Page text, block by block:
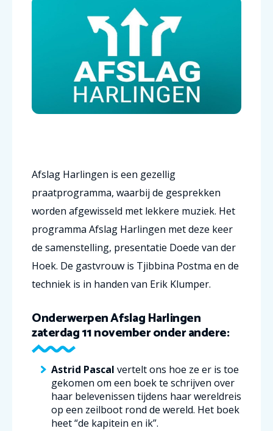
Afslag Harlingen is een gezellig
praatprogramma, waarbij de gesprekken
worden afgewisseld met lekkere muziek. Het
programma Afslag Harlingen met deze keer
de samenstelling, presentatie Doede van der
Hoek. De gastvrouw is Tjibbina Postma en de
techniek is in handen van Erik Klumper.
Onderwerpen Afslag Harlingen
zaterdag 11 november onder andere:
Astrid Pascal vertelt ons hoe ze er is toe
gekomen om een boek te schrijven over
haar belevenissen tijdens haar wereldreis
op een zeilboot rond de wereld. Het boek
heet “de kapitein en ik”.